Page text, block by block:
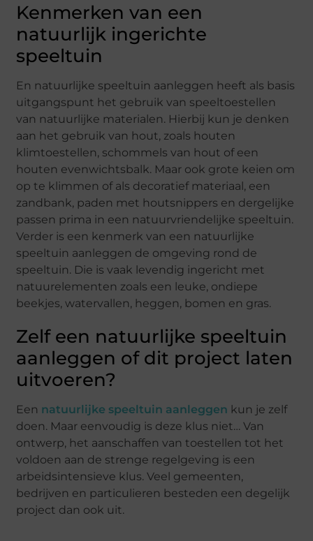
Kenmerken van een
natuurlijk ingerichte
speeltuin
En natuurlijke speeltuin aanleggen heeft als basis
uitgangspunt het gebruik van speeltoestellen
van natuurlijke materialen. Hierbij kun je denken
aan het gebruik van hout, zoals houten
klimtoestellen, schommels van hout of een
houten evenwichtsbalk. Maar ook grote keien om
op te klimmen of als decoratief materiaal, een
zandbank, paden met houtsnippers en dergelijke
passen prima in een natuurvriendelijke speeltuin.
Verder is een kenmerk van een natuurlijke
speeltuin aanleggen de omgeving rond de
speeltuin. Die is vaak levendig ingericht met
natuurelementen zoals een leuke, ondiepe
beekjes, watervallen, heggen, bomen en gras.
Zelf een natuurlijke speeltuin
aanleggen of dit project laten
uitvoeren?
Een natuurlijke speeltuin aanleggen kun je zelf
doen. Maar eenvoudig is deze klus niet… Van
ontwerp, het aanschaffen van toestellen tot het
voldoen aan de strenge regelgeving is een
arbeidsintensieve klus. Veel gemeenten,
bedrijven en particulieren besteden een degelijk
project dan ook uit.